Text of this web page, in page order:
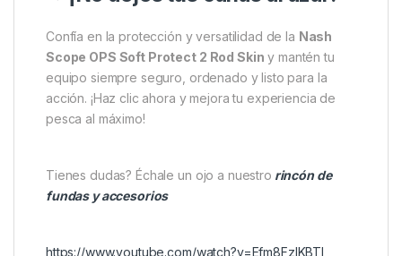
Pescadores de carpfishing que usan cañas
Scope retráctiles.
Quienes buscan máxima protección sin
sacrificar movilidad.
Carperos que desean sistemas de transporte
de alta calidad.
¡No dejes tus cañas al azar!